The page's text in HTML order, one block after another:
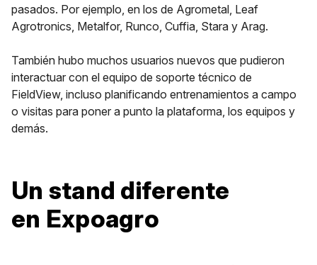
pasados. Por ejemplo, en los de Agrometal, Leaf
Agrotronics, Metalfor, Runco, Cuffia, Stara y Arag.
También hubo muchos usuarios nuevos que pudieron
interactuar con el equipo de soporte técnico de
FieldView, incluso planificando entrenamientos a campo
o visitas para poner a punto la plataforma, los equipos y
demás.
Un stand diferente
en Expoagro